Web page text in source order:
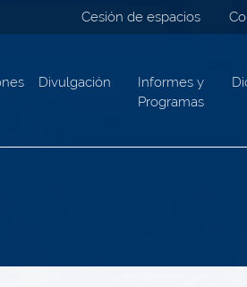
Cesión de espacios
Divulgación
Informes y
Programas